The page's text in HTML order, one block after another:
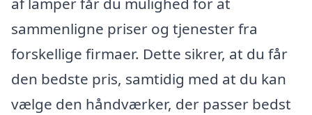
sammenligne priser og tjenester fra
forskellige firmaer. Dette sikrer, at du får
den bedste pris, samtidig med at du kan
vælge den håndværker, der passer bedst